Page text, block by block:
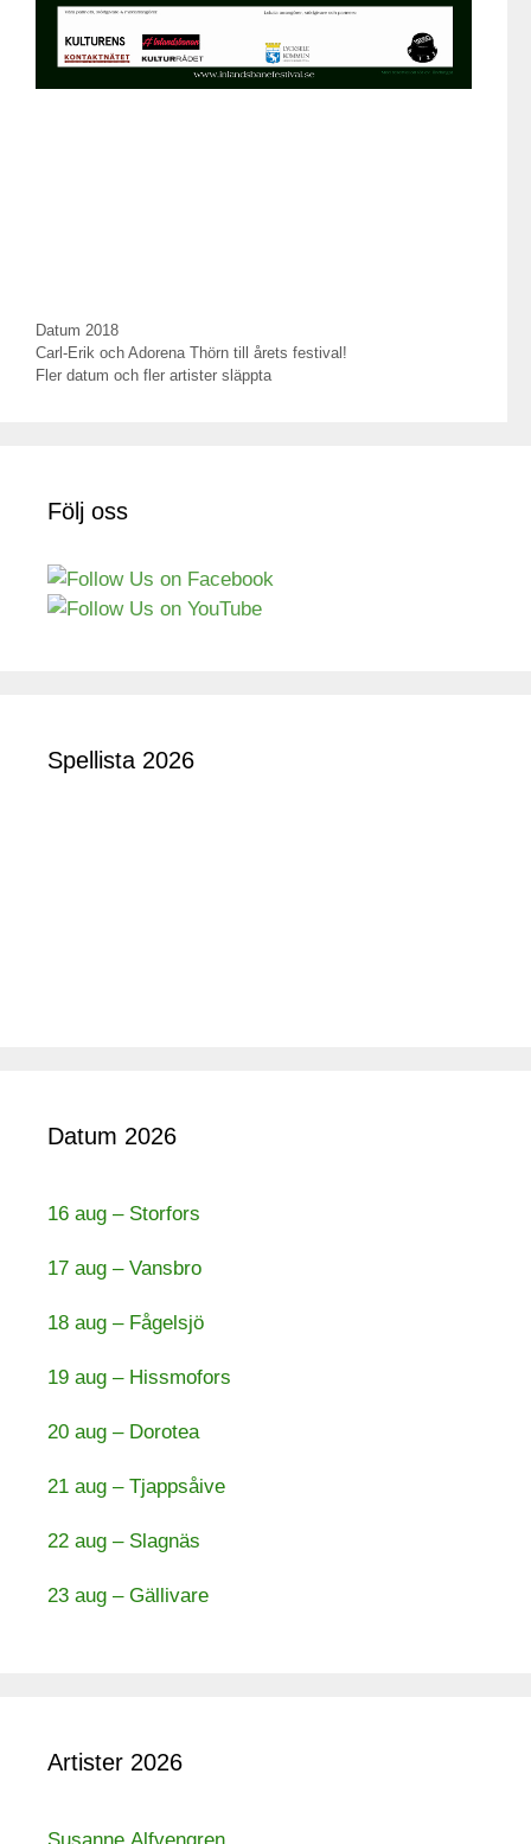
Kategorier
Datum 2018
Inläggsnavigering
Carl-Erik och Adorena Thörn till årets festival!
Fler datum och fler artister släppta
Följ oss
Spellista 2026
Datum 2026
16 aug – Storfors
17 aug – Vansbro
18 aug – Fågelsjö
19 aug – Hissmofors
20 aug – Dorotea
21 aug – Tjappsåive
22 aug – Slagnäs
23 aug – Gällivare
Artister 2026